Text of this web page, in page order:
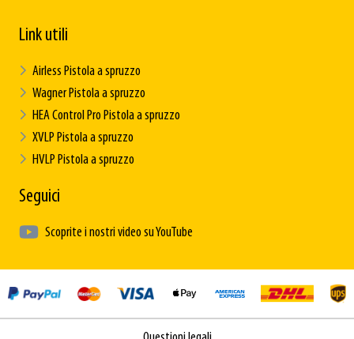
Link utili
Airless Pistola a spruzzo
Wagner Pistola a spruzzo
HEA Control Pro Pistola a spruzzo
XVLP Pistola a spruzzo
HVLP Pistola a spruzzo
Seguici
Scoprite i nostri video su YouTube